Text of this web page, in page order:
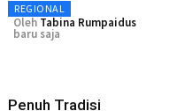
REGIONAL
Oleh Tabina Rumpaidus
baru saja
Penuh Tradisi